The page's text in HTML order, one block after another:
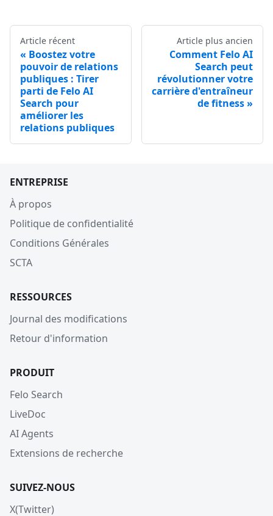
Article récent
Boostez votre
pouvoir de relations
publiques : Tirer
parti de Felo AI
Search pour
améliorer les
relations publiques
Article plus ancien
Comment Felo AI
Search peut
révolutionner votre
carrière d'entraîneur
de fitness
ENTREPRISE
À propos
Politique de confidentialité
Conditions Générales
SCTA
RESSOURCES
Journal des modifications
Retour d'information
PRODUIT
Felo Search
LiveDoc
AI Agents
Extensions de recherche
SUIVEZ-NOUS
X(Twitter)